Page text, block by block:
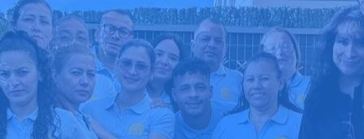
Trabajar en una oficina impecable
hace la diferencia. Nosotros lo
hacemos posible